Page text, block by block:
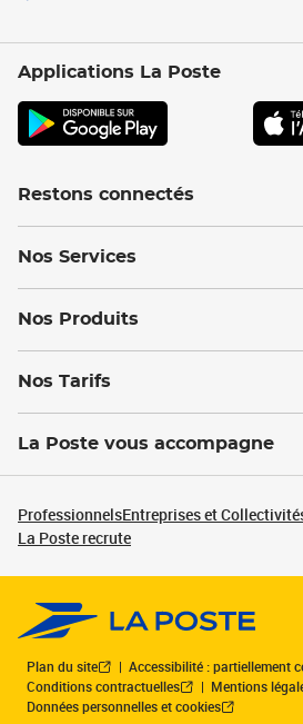
Applications La Poste
Restons connectés
Nos Services
Nos Produits
Nos Tarifs
La Poste vous accompagne
ProfessionnelsEntreprises et
La Poste recrute
Plan du site
Accessibilité : partiellement
Conditions contractuelles
Mentions
Données personnelles et cookies